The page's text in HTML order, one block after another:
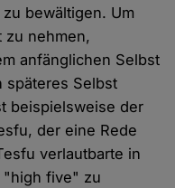
bewältigen. Um
zu nehmen,
anfänglichen Selbst
späteres Selbst
beispielsweise der
der eine Rede
verlautbarte in
"high five" zu